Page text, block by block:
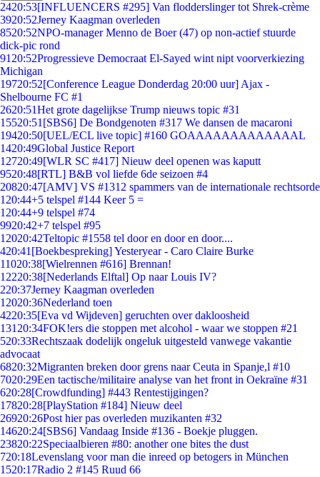
2420:53[INFLUENCERS #295] Van flodderslinger tot Shrek-crème
3920:52Jerney Kaagman overleden
8520:52NPO-manager Menno de Boer (47) op non-actief stuurde
dick-pic rond
91 20:52Progressieve Democraat El-Sayed wint nipt voorverkiezing
Michigan
19720:52[Conference League Donderdag 20:00 uur] Ajax -
Shelbourne FC #1
2620:51Het grote dagelijkse Trump nieuws topic #31
15520:51 [SBS6] De Bondgenoten #317 We dansen de macaroni
19420:50[UEL/ECL live topic] #160 GOAAAAAAAAAAAAAL
1420:49Global Justice Report
12720:49[WLR SC #417] Nieuw deel openen was kaputt
9520:48[RTL] B&B vol liefde 6de seizoen #4
20820:47[AMV] VS #1312 spammers van de internationale rechtsorde
1 20:44+5 telspel #144 Keer 5 =
1 20:44+9 telspel #74
9920:42+7 telspel #95
12020:42Teltopic #1558 tel door en door en door....
420:41 [Boekbespreking] Yesteryear - Caro Claire Burke
11020:38[Wielrennen #616] Brennan!
12220:38[Nederlands Elftal] Op naar Louis IV?
220:37Jerney Kaagman overleden
12020:36Nederland toen
4220:35[Eva vd Wijdeven] geruchten over dakloosheid
131 20:34FOK!ers die stoppen met alcohol - waar we stoppen #21
520:33Rechtszaak dodelijk ongeluk uitgesteld vanwege vakantie
advocaat
6820:32Migranten breken door grens naar Ceuta in Spanje,l #10
7020:29Een tactische/militaire analyse van het front in Oekraïne #31
620:28[Crowdfunding] #443 Rentestijgingen?
17820:28[PlayStation #184] Nieuw deel
26920:26Post hier pas overleden muzikanten #32
14620:24[SBS6] Vandaag Inside #136 - Boekje pluggen.
23820:22Speciaalbieren #80: another one bites the dust
720:18Levenslang voor man die inreed op betogers in München
1520:17Radio 2 #145 Ruud 66